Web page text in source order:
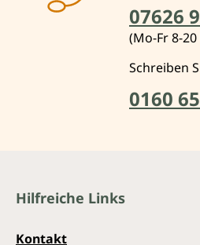
07626
(Mo-Fr 8-
Schreiben
0160
Hilfreiche Links
Kontakt